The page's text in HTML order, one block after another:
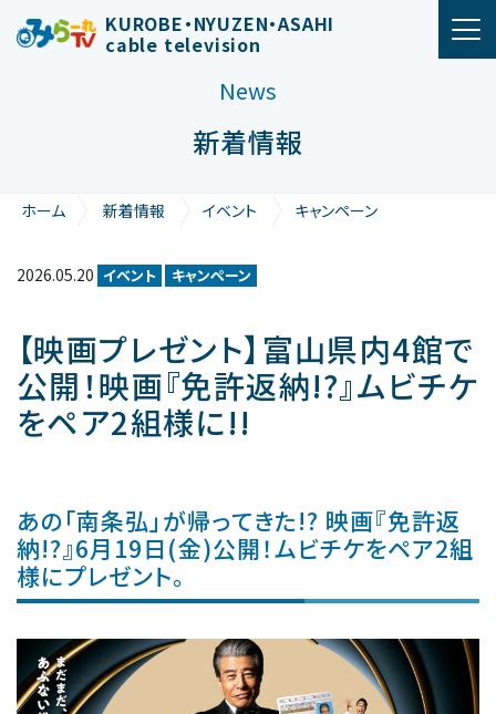
メインナビゲーション
KUROBE・NYUZEN・ASAHI
cable television
News
新着情報
ホーム 新着情報 イベント
キャンペーン
ケをペア2組様に!!
2026.05.20 イベント キャンペーン
【映画プレゼント】富山県内4館で
公開！映画『免許返納!?』ムビチケ
をペア2組様に!!
あの「南条弘」が帰ってきた!? 映画『免許返
納!?』6月19日(金)公開！ムビチケをペア2組
様にプレゼント。